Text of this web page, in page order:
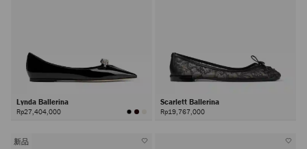
Lynda Ballerina
Rp27,404,000
Scarlett Ballerina
Rp19,767,000
新品